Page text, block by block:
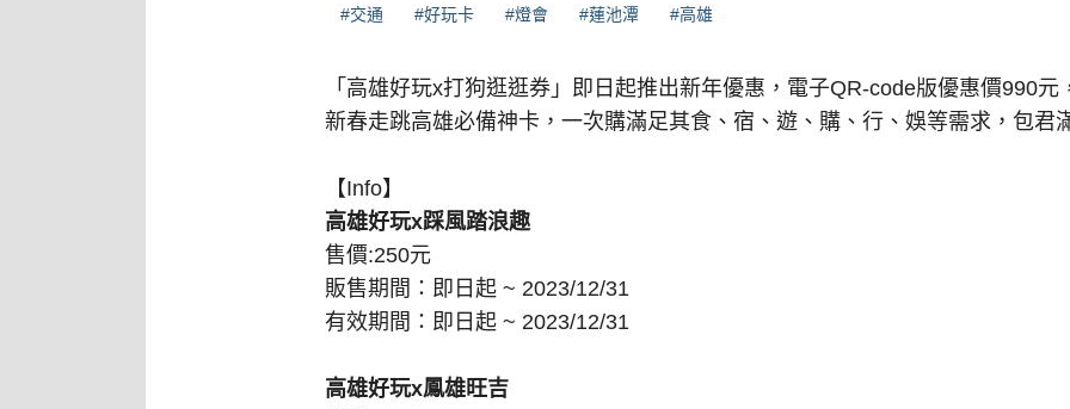
#交通 #好玩卡 #燈會 #蓮池潭 #高雄
「高雄好玩x打狗逛逛券」即日起推出新年優惠，電子QR-code版優惠價990
新春走跳高雄必備神卡，一次購滿足其食、宿、遊、購、行、娛等需求，包君
【Info】
高雄好玩x踩風踏浪趣
售價:250元
販售期間：即日起 ~ 2023/12/31
有效期間：即日起 ~ 2023/12/31
高雄好玩x鳳雄旺吉